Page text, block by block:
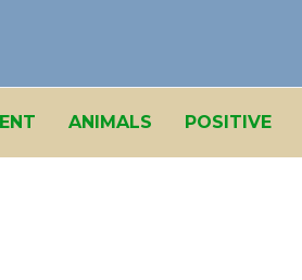
ANIMALS POSITIVE